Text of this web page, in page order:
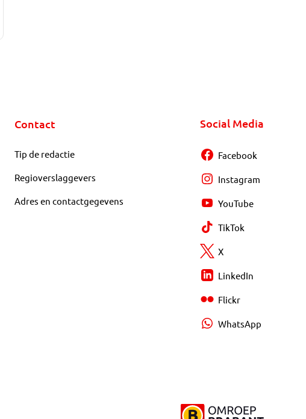
Contact
Tip de redactie
Regioverslaggevers
Adres en contactgegevens
Social Media
Facebook
Instagram
YouTube
TikTok
X
LinkedIn
Flickr
WhatsApp